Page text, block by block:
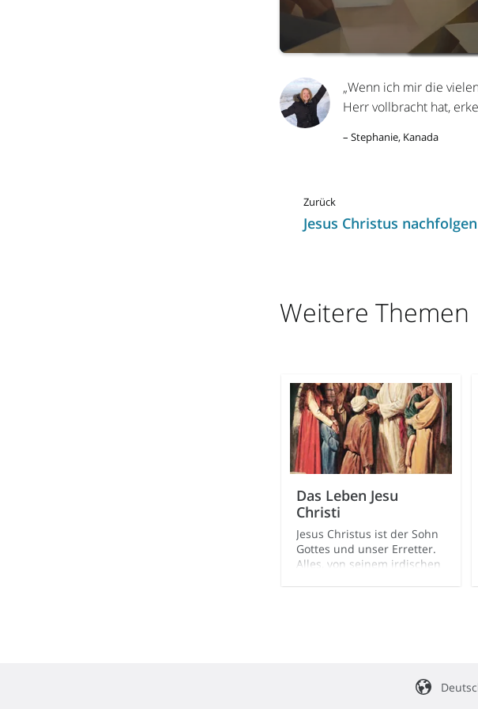
„Wenn ich mir die
Herr vollbracht hat,
– Stephanie, Kanada
Zurück
Jesus Christus nachfolgen
Weitere Themen
Das Leben Jesu
Christi
Jesus Christus ist der Sohn
Gottes und unser Erretter.
Alles, von seinem irdischen